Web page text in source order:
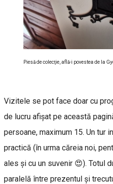
Piesă de colecţie, află-i povestea de la
Vizitele se pot face doar cu
de lucru afişat pe această
persoane, maximum 15. Un tur
practică (în urma căreia noi,
ales și cu un suvenir 😍). Totul
paralelă între prezentul și